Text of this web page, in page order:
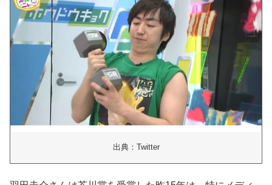
出典：Twitter